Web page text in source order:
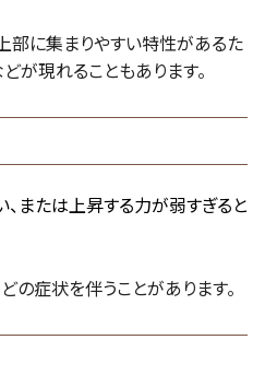
部に集まりやすい特性があるた
が現れることもあります。
または上昇する力が弱すぎると
の症状を伴うことがあります。